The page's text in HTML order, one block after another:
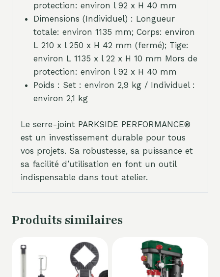
protection: environ l 92 x H 40 mm
Dimensions (Individuel) : Longueur
totale: environ 1135 mm; Corps: environ
L 210 x l 250 x H 42 mm (fermé); Tige:
environ L 1135 x l 22 x H 10 mm Mors de
protection: environ l 92 x H 40 mm
Poids : Set : environ 2,9 kg / Individuel :
environ 2,1 kg
Le serre-joint PARKSIDE PERFORMANCE®
est un investissement durable pour tous
vos projets. Sa robustesse, sa puissance et
sa facilité d’utilisation en font un outil
indispensable dans tout atelier.
Produits similaires